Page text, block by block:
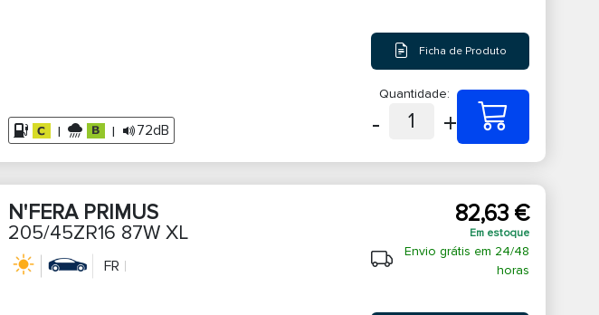
| | 72dB
Ficha de Produto
Quantidade:
- 1 +
N'FERA PRIMUS
205/45ZR16 87W XL
FR
82,63 €
Em estoque
Envio grátis em 24/48
horas